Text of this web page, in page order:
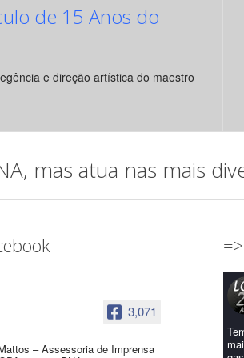
de 15 Anos do
e direção artística do maestro
mas atua nas mais
3,071
– Assessoria de Imprensa